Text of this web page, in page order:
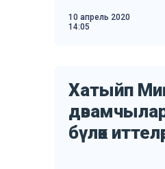
10 апрель 2020
14:05
Хатыйп
бүләк